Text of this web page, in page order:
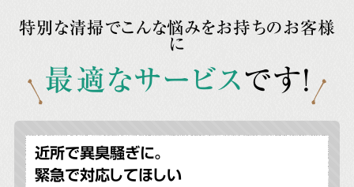
特別な清掃でこんな悩みをお持ちのお客様
に
最適なサービスです!
近所で異臭騒ぎに。
緊急で対応してほしい